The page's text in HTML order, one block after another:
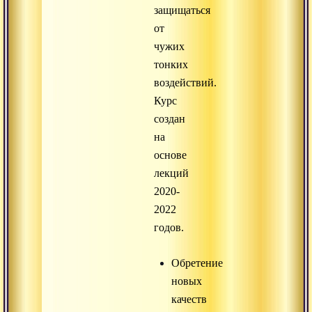
защищаться
от
чужих
тонких
воздействий.
Курс
создан
на
основе
лекций
2020-
2022
годов.
Обретение
новых
качеств